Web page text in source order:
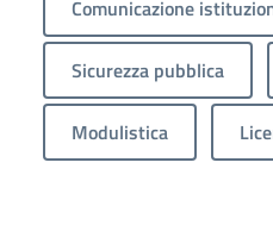
Comunicazione
Sicurezza pubblica
Modulistica